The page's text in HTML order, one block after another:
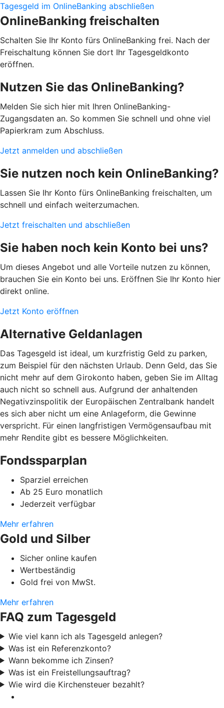
Tagesgeld im OnlineBanking abschließen
OnlineBanking freischalten
Schalten Sie Ihr Konto fürs OnlineBanking frei. Nach der
Freischaltung können Sie dort Ihr Tagesgeldkonto
eröffnen.
Nutzen Sie das OnlineBanking?
Melden Sie sich hier mit Ihren OnlineBanking-
Zugangsdaten an. So kommen Sie schnell und ohne viel
Papierkram zum Abschluss.
Jetzt anmelden und abschließen
Sie nutzen noch kein OnlineBanking?
Lassen Sie Ihr Konto fürs OnlineBanking freischalten, um
schnell und einfach weiterzumachen.
Jetzt freischalten und abschließen
Sie haben noch kein Konto bei uns?
Um dieses Angebot und alle Vorteile nutzen zu können,
brauchen Sie ein Konto bei uns. Eröffnen Sie Ihr Konto hier
direkt online.
Jetzt Konto eröffnen
Alternative Geldanlagen
Das Tagesgeld ist ideal, um kurzfristig Geld zu parken,
zum Beispiel für den nächsten Urlaub. Denn Geld, das Sie
nicht mehr auf dem Girokonto haben, geben Sie im Alltag
auch nicht so schnell aus. Aufgrund der anhaltenden
Negativzinspolitik der Europäischen Zentralbank handelt
es sich aber nicht um eine Anlageform, die Gewinne
verspricht. Für einen langfristigen Vermögensaufbau mit
mehr Rendite gibt es bessere Möglichkeiten.
Fondssparplan
Sparziel erreichen
Ab 25 Euro monatlich
Jederzeit verfügbar
Mehr erfahren
Gold und Silber
Sicher online kaufen
Wertbeständig
Gold frei von MwSt.
Mehr erfahren
FAQ zum Tagesgeld
Wie viel kann ich als Tagesgeld anlegen?
Was ist ein Referenzkonto?
Wann bekomme ich Zinsen?
Was ist ein Freistellungsauftrag?
Wie wird die Kirchensteuer bezahlt?